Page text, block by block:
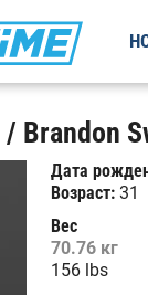
Brandon
Дата
Возраст:31
Вес
70.76 кг
156 lbs